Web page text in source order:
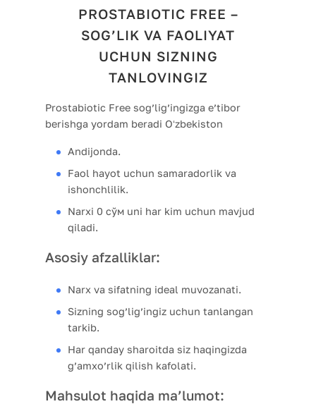
PROSTABIOTIC FREE –
SOG’LIK VA FAOLIYAT
UCHUN SIZNING
TANLOVINGIZ
Prostabiotic Free sog’lig’ingizga e’tibor
berishga yordam beradi Oʻzbekiston
Andijonda.
Faol hayot uchun samaradorlik va
ishonchlilik.
Narxi 0 сўм uni har kim uchun mavjud
qiladi.
Asosiy afzalliklar:
Narx va sifatning ideal muvozanati.
Sizning sog’lig’ingiz uchun tanlangan
tarkib.
Har qanday sharoitda siz haqingizda
g’amxo’rlik qilish kafolati.
Mahsulot haqida ma’lumot: